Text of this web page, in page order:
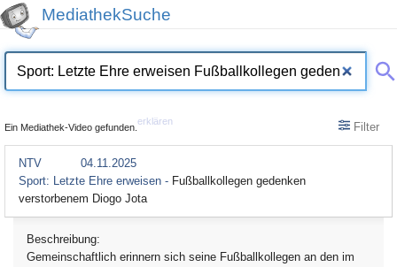
MediathekSuche
Ein Mediathek-Video gefunden.
erklären Filter
NTV
04.11.2025
Sport: Letzte Ehre erweisen - Fußballkollegen gedenken
verstorbenem Diogo Jota
Beschreibung:
Gemeinschaftlich erinnern sich seine Fußballkollegen an den im